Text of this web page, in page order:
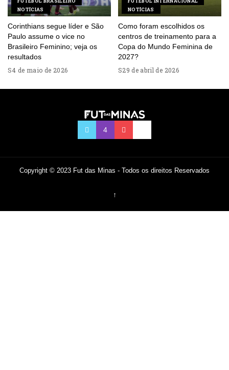
NOTÍCIAS
Corinthians segue líder e São
Paulo assume o vice no
Brasileiro Feminino; veja os
resultados
4 de maio de 2026
NOTÍCIAS
Como foram escolhidos os
centros de treinamento para a
Copa do Mundo Feminina de
2027?
29 de abril de 2026
Copyright © 2023 Fut das Minas - Todos os direitos Reservados
↑